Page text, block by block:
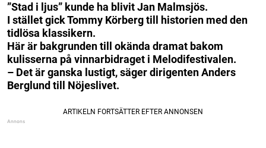
”Stad i ljus” kunde ha blivit Jan Malmsjös.
I stället gick Tommy Körberg till historien med den
tidlösa klassikern.
Här är bakgrunden till okända dramat bakom
kulisserna på vinnarbidraget i Melodifestivalen.
– Det är ganska lustigt, säger dirigenten Anders
Berglund till Nöjeslivet.